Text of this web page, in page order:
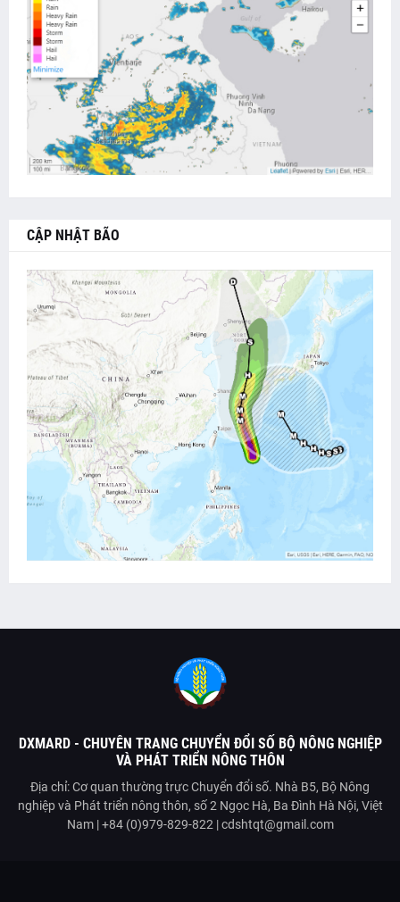
CẬP NHẬT BÃO
DXMARD - CHUYÊN TRANG CHUYỂN ĐỔI SỐ BỘ NÔNG NGHIỆP
VÀ PHÁT TRIỂN NÔNG THÔN
Địa chỉ: Cơ quan thường trực Chuyển đổi số. Nhà B5, Bộ Nông
nghiệp và Phát triển nông thôn, số 2 Ngọc Hà, Ba Đình Hà Nội, Việt
Nam | +84 (0)979-829-822 | cdshtqt@gmail.com